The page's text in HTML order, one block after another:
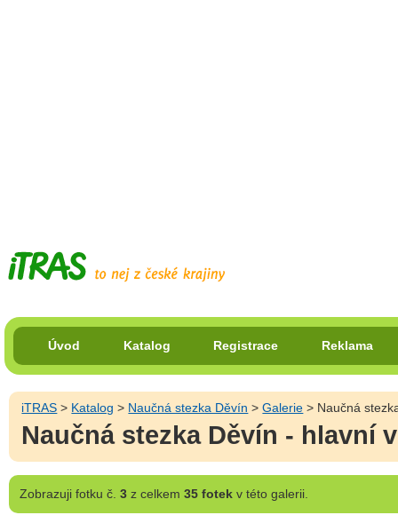
Úvod Katalog Registrace Reklama
iTRAS > Katalog > Naučná stezka Děvín >Galerie > Naučná
Naučná stezka Děvín - hlavní
Zobrazujifotku č. 3z celkem 35 fotekv této galerii.